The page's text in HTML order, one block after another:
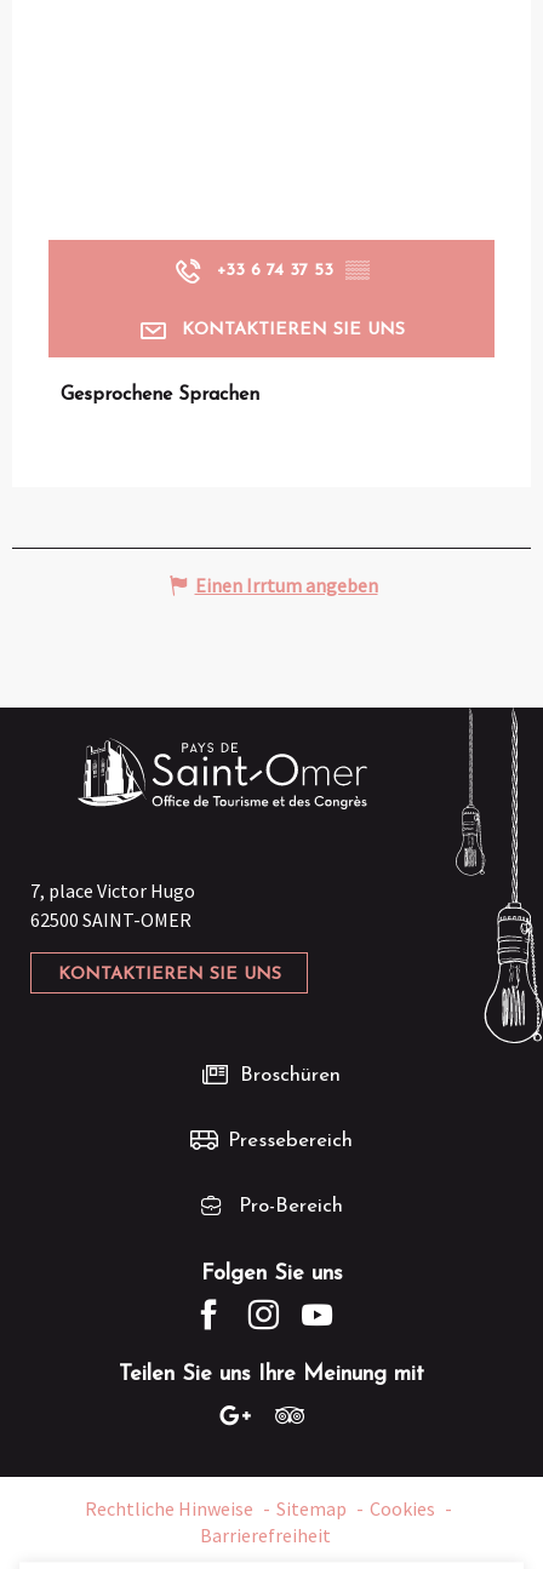
+33 6 74 37 53 ▒▒
KONTAKTIEREN SIE UNS
Gesprochene Sprachen
Gesprochene Sprachen
Einen Irrtum angeben
7, place Victor Hugo
62500 SAINT-OMER
KONTAKTIEREN SIE UNS
Folgen Sie uns
Teilen Sie uns Ihre Meinung mit
Broschüren
Pressebereich
Pro-Bereich
Rechtliche Hinweise Sitemap
Cookies
Barrierefreiheit